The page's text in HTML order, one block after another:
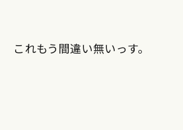
これもう間違い無いっす。